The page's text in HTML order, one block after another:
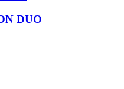
DUO